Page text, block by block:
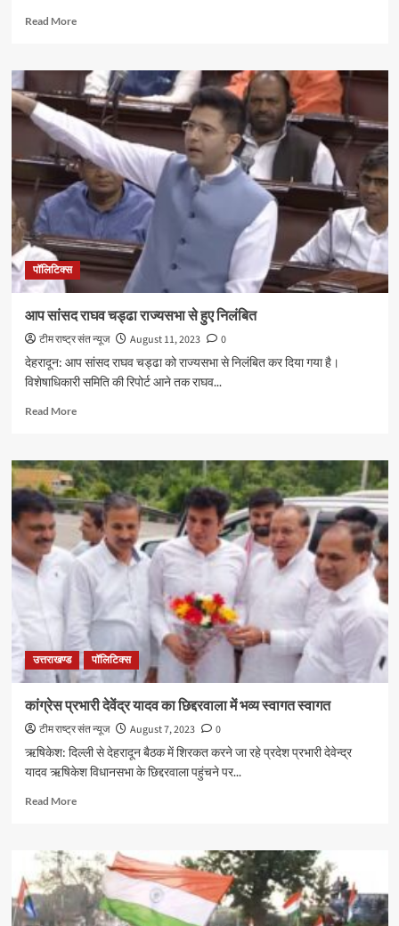
Read MoreRead
बागेश्वर
उपचुनाव:
कांग्रेस
ने
बसंत
कुमार
पर
खेला
दाव,
घोषित
किया
प्रत्याशी
पॉलिटिक्स
आप सांसद राघव चड्ढा राज्यसभा से हुए निलंबित
टीम राष्ट्र संत न्यूज August 11, 2023
0
देहरादून: आप सांसद राघव चड्ढा को राज्यसभा से निलंबित कर दिया गया है।
विशेषाधिकारी समिति की रिपोर्ट आने तक राघव...
Read MoreRead
आप
सांसद
राघव
चड्ढा
राज्यसभा
से
हुए
निलंबित
उत्तराखण्ड पॉलिटिक्स
कांग्रेस प्रभारी देवेंद्र यादव का छिद्दरवाला में भव्य स्वागत स्वागत
टीम राष्ट्र संत न्यूज August 7, 2023
0
ऋषिकेश: दिल्ली से देहरादून बैठक में शिरकत करने जा रहे प्रदेश प्रभारी देवेन्द्र
यादव ऋषिकेश विधानसभा के छिद्दरवाला पहुंचने पर...
Read MoreRead
प्रभारी
देवेंद्र
यादव
का